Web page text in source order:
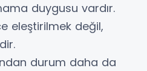
duygusu vardır.
eleştirilmek değil,
durum daha da